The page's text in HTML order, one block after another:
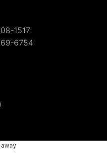
1517
6754